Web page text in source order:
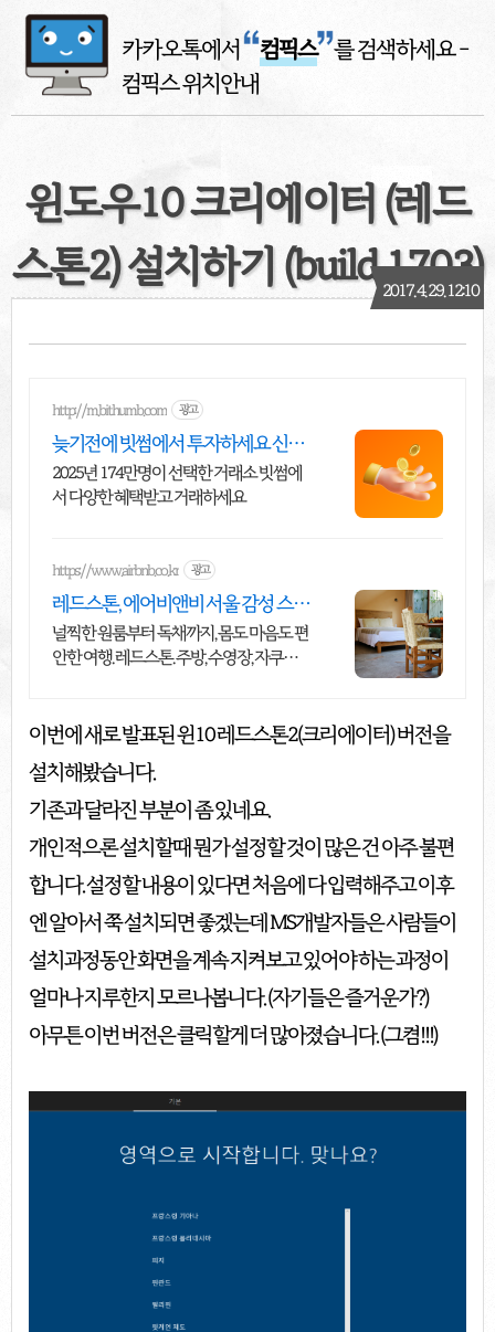
카카오톡에서 컴픽스 를 검색하세요-
컴픽스 위치안내
윈도우10 크리에이터 (레드
스톤2) 설치하기 (build 1703)
2017. 4. 29. 12:10
http://m.bithumb.com 광고
늦기전에 빗썸에서 투자하세요 신규
가입 시 5만원 혜택
2025년 174만명이 선택한 거래소 빗썸에
서 다양한 혜택받고 거래하세요
https://www.airbnb.co.kr 광고
레드스톤, 에어비앤비 서울 감성 스테
이
널찍한 원룸부터 독채까지, 몸도 마음도 편
안한 여행. 레드스톤. 주방, 수영장, 자쿠지,
이번에 새로 발표된 윈10 레드스톤2(크리에이터) 버전을
설치해봤습니다.
기존과 달라진 부분이 좀 있네요.
개인적으론 설치할때 뭔가 설정할 것이 많은 건 아주 불편
합니다. 설정할 내용이 있다면 처음에 다 입력해주고 이후
엔 알아서 쭉 설치되면 좋겠는데 MS개발자들은 사람들이
설치과정동안 화면을 계속 지켜보고 있어야 하는 과정이
얼마나 지루한지 모르나봅니다. (자기들은 즐거운가?)
아무튼 이번 버전은 클릭할게 더 많아졌습니다. (그켬!!!)